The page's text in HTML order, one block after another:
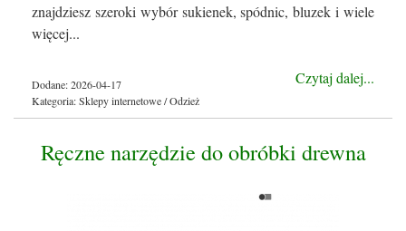
znajdziesz szeroki wybór sukienek, spódnic, bluzek i wiele
więcej...
Czytaj dalej...
Dodane: 2026-04-17
Kategoria: Sklepy internetowe / Odzież
Ręczne narzędzie do obróbki drewna